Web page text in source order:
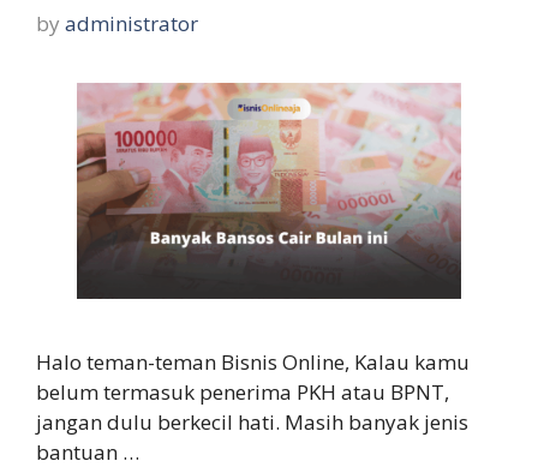
by administrator
Halo teman-teman Bisnis Online, Kalau kamu
belum termasuk penerima PKH atau BPNT,
jangan dulu berkecil hati. Masih banyak jenis
bantuan …